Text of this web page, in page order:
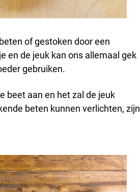
of gestoken door een
en de jeuk kan ons allemaal gek
gebruiken.
beet aan en het zal de jeuk
beten kunnen verlichten, zijn